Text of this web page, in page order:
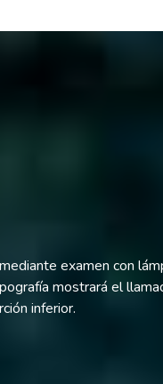
examen con
mostrará el
inferior.